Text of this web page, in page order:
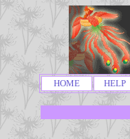
HOME HELP